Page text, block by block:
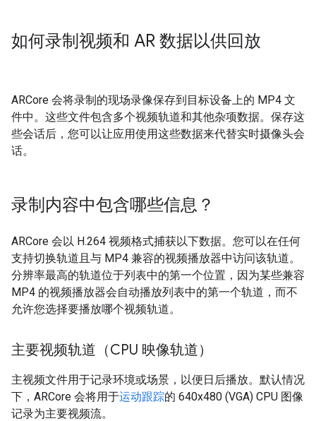
如何录制视频和 AR 数据以供回放
ARCore 会将录制的现场录像保存到目标设备上的 MP4 文
件中。这些文件包含多个视频轨道和其他杂项数据。保存这
些会话后，您可以让应用使用这些数据来代替实时摄像头会
话。
录制内容中包含哪些信息？
ARCore 会以 H.264 视频格式捕获以下数据。您可以在任何
支持切换轨道且与 MP4 兼容的视频播放器中访问该轨道。
分辨率最高的轨道位于列表中的第一个位置，因为某些兼容
MP4 的视频播放器会自动播放列表中的第一个轨道，而不
允许您选择要播放哪个视频轨道。
主要视频轨道（CPU 映像轨道）
主视频文件用于记录环境或场景，以便日后播放。默认情况
下，ARCore 会将用于运动跟踪的 640x480 (VGA) CPU 图像
记录为主要视频流。